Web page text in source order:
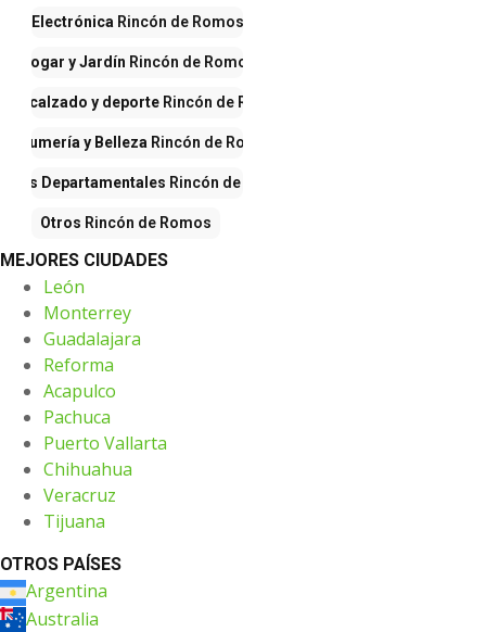
Electrónica Rincón de Romos
Hogar y Jardín Rincón de Romos
calzado y deporte Rincón de Romos
y Belleza Rincón de Romos
Departamentales Rincón de Romos
Otros Rincón de Romos
MEJORES CIUDADES
León
Monterrey
Guadalajara
Reforma
Acapulco
Pachuca
Puerto Vallarta
Chihuahua
Veracruz
Tijuana
OTROS PAÍSES
Argentina
Australia